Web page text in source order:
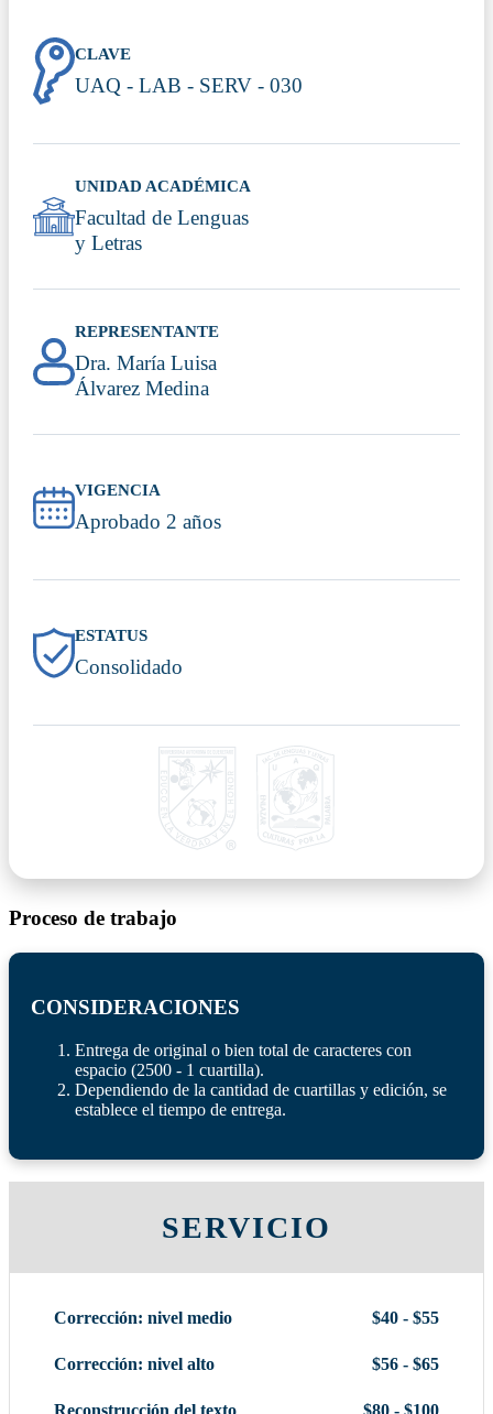
CLAVE
UAQ - LAB - SERV - 030
UNIDAD ACADÉMICA
Facultad de Lenguas
y Letras
REPRESENTANTE
Dra. María Luisa
Álvarez Medina
VIGENCIA
Aprobado 2 años
ESTATUS
Consolidado
Proceso de trabajo
CONSIDERACIONES
Entrega de original o bien total de caracteres con
espacio (2500 - 1 cuartilla).
Dependiendo de la cantidad de cuartillas y edición, se
establece el tiempo de entrega.
SERVICIO
Corrección: nivel medio $40 - $55
Corrección: nivel alto $56 - $65
Reconstrucción del texto $80 - $100